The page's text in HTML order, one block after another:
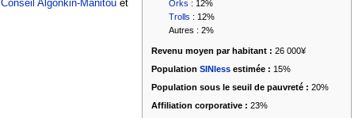
Orks : 12%
Trolls : 12%
Autres : 2%
Revenu moyen par habitant : 26 000¥
PopulationSINless estimée : 15%
Population sous le seuil de pauvreté : 20%
Affiliation corporative : 23%
Conseil Algonkin-Manitouet